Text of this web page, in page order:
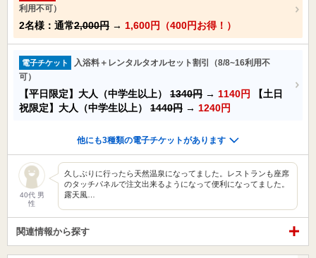
利用不可）
2名様：通常2,000円 → 1,600円（400円お得！）
電子チケット
入浴料＋レンタルタオルセット割引（8/8~16利用不
可）
【平日限定】大人（中学生以上） 1340円 → 1140円
【土日
祝限定】大人（中学生以上） 1440円 → 1240円
他にも3種類の電子チケットがあります
40代 男
性
久しぶりに行ったら天然温泉になってました。レストランも座席
のタッチパネルで注文出来るようになって便利になってました。
露天風…
関連情報から探す